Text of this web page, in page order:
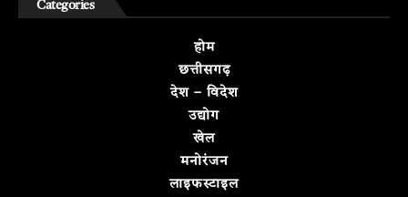
Categories
होम
छत्तीसगढ़
देश – विदेश
उद्योग
खेल
मनोरंजन
लाइफस्टाइल